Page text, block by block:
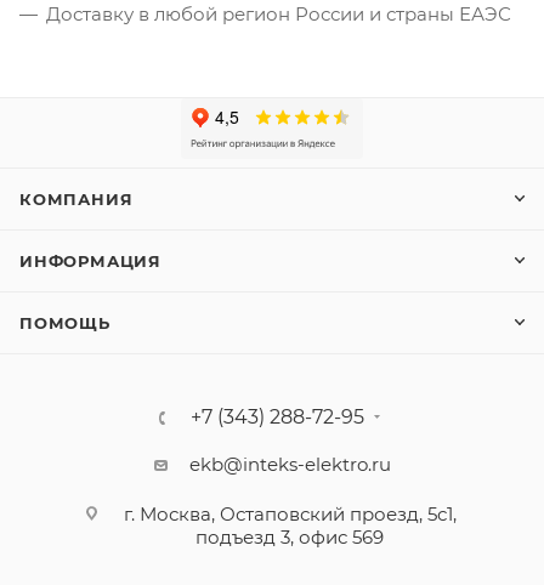
Доставку в любой регион России и страны ЕАЭС
КОМПАНИЯ
ИНФОРМАЦИЯ
ПОМОЩЬ
+7 (343) 288-72-95
ekb@inteks-elektro.ru
г. Москва, Остаповский проезд, 5с1,
подъезд 3, офис 569